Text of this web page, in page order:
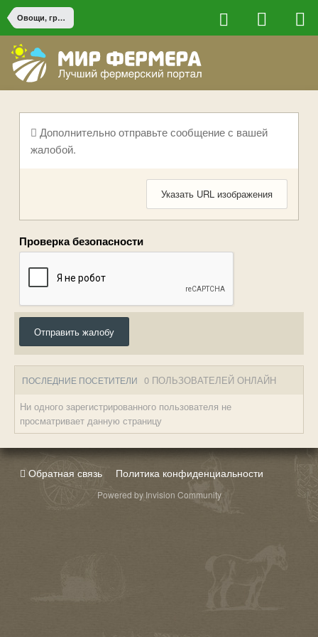
Овощи, грибы и зелень
Дополнительно отправьте сообщение с вашей
жалобой.
Указать URL изображения
Проверка безопасности
Отправить жалобу
ПОСЛЕДНИЕ ПОСЕТИТЕЛИ 0 ПОЛЬЗОВАТЕЛЕЙ ОНЛАЙН
Ни одного зарегистрированного пользователя не
просматривает данную страницу
Обратная связь Политика конфиденциальности
Powered by Invision Community